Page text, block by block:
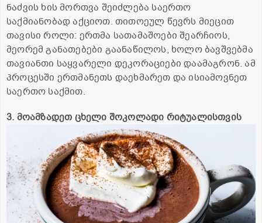
ნაძვის ხის მორთვა შეიძლება საერთო
საქმიანობად აქციოთ. თითოეულ წევრს მიეცით
თავისი როლი: ერთმა სათამაშოები შეარჩიოს,
მეორემ განათებები გაანაწილოს, ხოლო ბავშვებმა
თავიანთი საყვარელი დეკორაციები დაამაგრონ. ამ
პროცესში ერთმანეთს დაეხმარეთ და ისიამოვნეთ
საერთო საქმით.
3. მოამზადეთ ცხელი შოკოლადი რიტუალისთვის